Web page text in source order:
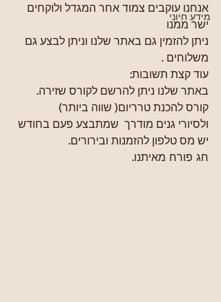
מידע חיוני
אנחנו עוקבים צמוד אחר המגדל ולוקחים
ישר ממנו
ניתן להזמין גם באתר שלנו וניתן לבצע גם
משלוחים .
עוד קצת תשובות:
באתר שלנו ניתן להרשם לקורס שזירה.
קורס להכנת טרריום( שווה ביותר)
ולסיורי גנים מודרך  שמתבצע פעם בחודש
יש מס טלפון להזמנות ובירורים.
חג פורח מאיתנו.